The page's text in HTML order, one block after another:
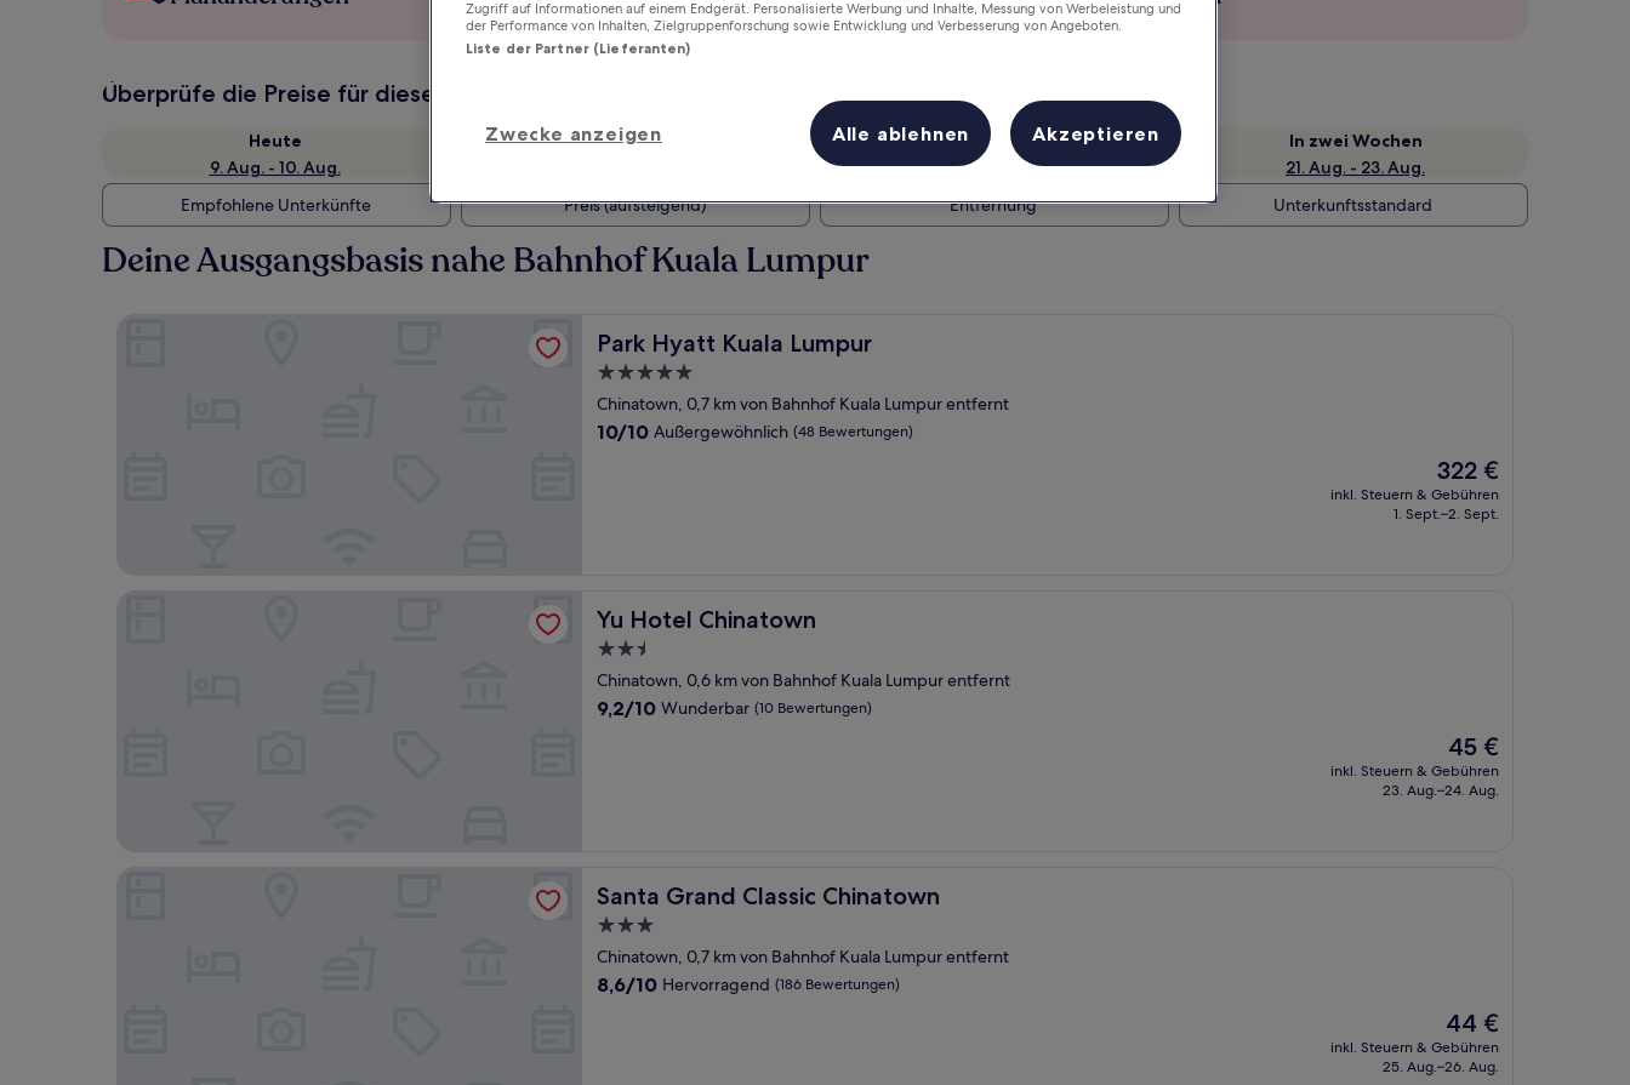
Überprüfe die Preise für diese Daten
Heute
9. Aug. - 10. Aug.
Morgen
Nächstes Wochenende
14. Aug. - 16. Aug.
In zwei Wochen
21. Aug. - 23. Aug.
Empfohlene Unterkünfte
Preis (aufsteigend) Entfernung Unterkunftsstandard
Deine Ausgangsbasis nahe Bahnhof Kuala Lumpur
Park Hyatt Kuala Lumpur
Park Hyatt Kuala Lumpur
5.0-
Sterne-
Unterkunft
Chinatown, 0,7 km von Bahnhof Kuala Lumpur entfernt
10.0
10/10 Außergewöhnlich (48 Bewertungen)
Der
Preis
beträgt
322 €
inkl. Steuern & Gebühren
1. Sept.–2. Sept.
Yu Hotel Chinatown
Yu Hotel Chinatown
2.5-
Sterne-
Unterkunft
Chinatown, 0,6 km von Bahnhof Kuala Lumpur entfernt
9.2
9,2/10 Wunderbar (10 Bewertungen)
Der
Preis
beträgt
45 €
inkl. Steuern & Gebühren
23. Aug.–24. Aug.
Santa Grand Classic Chinatown
Santa Grand Classic Chinatown
3.0-
Sterne-
Unterkunft
Chinatown, 0,7 km von Bahnhof Kuala Lumpur entfernt
8.6
8,6/10 Hervorragend (186 Bewertungen)
Der
Preis
beträgt
44 €
inkl. Steuern & Gebühren
25. Aug.–26. Aug.
Zugriff auf Informationen auf einem Endgerät. Personalisierte Werbung und Inhalte, Messung von Werbeleistung und
der Performance von Inhalten, Zielgruppenforschung sowie Entwicklung und Verbesserung von Angeboten.
Liste der Partner (Lieferanten)
Zwecke anzeigen Alle ablehnen Akzeptieren